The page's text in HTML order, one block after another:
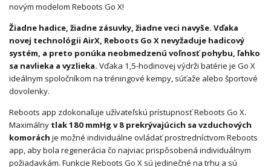
novým modelom Reboots Go X!
Žiadne hadice, žiadne zásuvky, žiadne veci navyše. Vďaka
novej technológii AirX, Reboots Go X nevyžaduje hadicový
systém, a preto ponúka neobmedzenú voľnosť pohybu, ľahko
sa navlieka a vyzlieka. Vďaka 1,5-hodinovej výdrži batérie je Go X
ideálnym spoločníkom na tréningové kempy, súťaže alebo športové
dovolenky.
Reboots app zdokonaľuje užívateľskú prístupnosť Reboots Go X.
Maximálny tlak 180 mmHg v 8 prekrývajúcich sa vzduchových
komorách je možné individuálne ovládať prostredníctvom Reboots
app, aby bola regenerácia čo najviac prispôsobená individuálnym
požiadavkám. Funkcie Reboots Go X sú jedinečné na trhu a sú